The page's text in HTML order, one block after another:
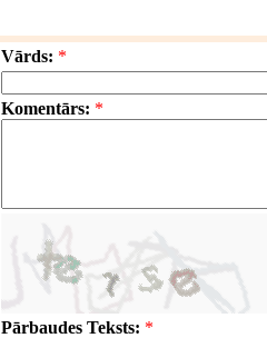
Vārds: *
Komentārs: *
Pārbaudes Teksts: *